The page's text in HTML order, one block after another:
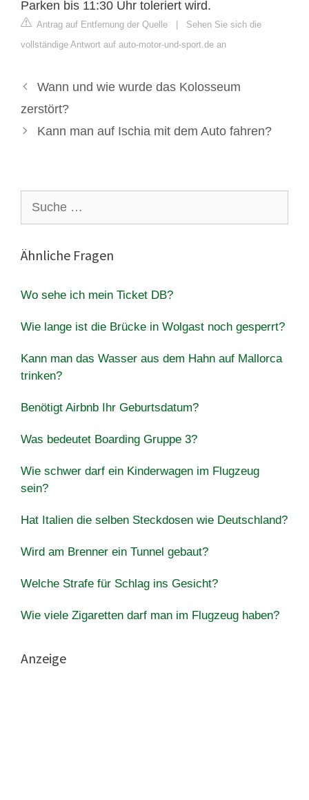
Parken bis 11:30 Uhr toleriert wird.
Antrag auf Entfernung der Quelle | Sehen Sie sich die
vollständige Antwort auf auto-motor-und-sport.de an
Wann und wie wurde das Kolosseum
zerstört?
Kann man auf Ischia mit dem Auto fahren?
nach:
Ähnliche Fragen
Wo sehe ich mein Ticket DB?
Wie lange ist die Brücke in Wolgast noch gesperrt?
Kann man das Wasser aus dem Hahn auf Mallorca
trinken?
Benötigt Airbnb Ihr Geburtsdatum?
Was bedeutet Boarding Gruppe 3?
Wie schwer darf ein Kinderwagen im Flugzeug
sein?
Hat Italien die selben Steckdosen wie Deutschland?
Wird am Brenner ein Tunnel gebaut?
Welche Strafe für Schlag ins Gesicht?
Wie viele Zigaretten darf man im Flugzeug haben?
Anzeige